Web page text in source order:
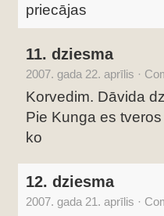
priecājas
11. dziesma
2007. gada 22. aprīlis ·
Korvedim. Dāvida
Pie Kunga es tveros
ko
12. dziesma
2007. gada 21. aprīlis ·